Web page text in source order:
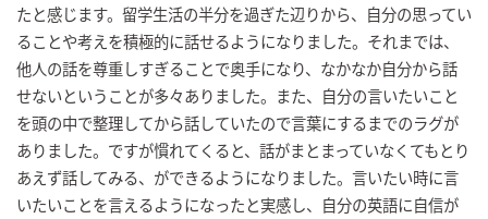
たと感じます。留学生活の半分を過ぎた辺りから、自分の思ってい
ることや考えを積極的に話せるようになりました。それまでは、
他人の話を尊重しすぎることで奥手になり、なかなか自分から話
せないということが多々ありました。また、自分の言いたいこと
を頭の中で整理してから話していたので言葉にするまでのラグが
ありました。ですが慣れてくると、話がまとまっていなくてもとり
あえず話してみる、ができるようになりました。言いたい時に言
いたいことを言えるようになったと実感し、自分の英語に自信が